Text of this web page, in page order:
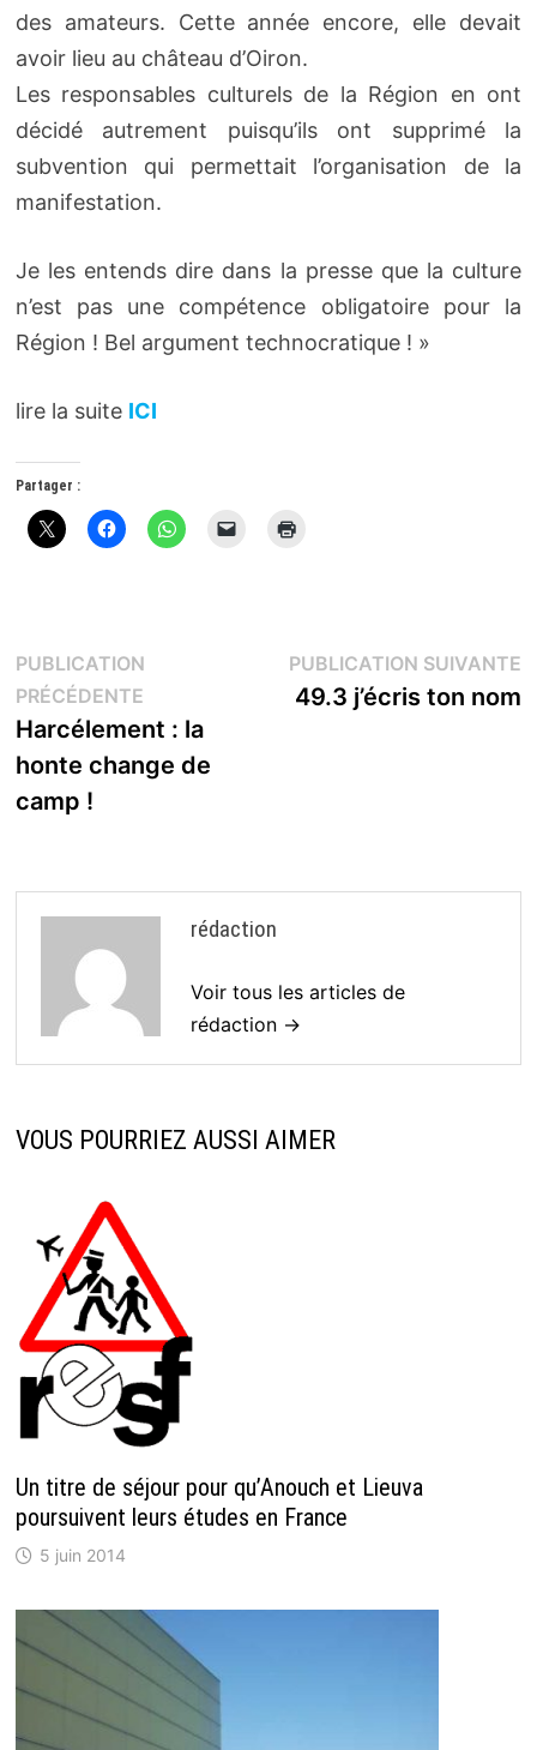
des amateurs. Cette année encore, elle devait
avoir lieu au château d’Oiron.
Les responsables culturels de la Région en ont
décidé autrement puisqu’ils ont supprimé la
subvention qui permettait l’organisation de la
manifestation.
Je les entends dire dans la presse que la culture
n’est pas une compétence obligatoire pour la
Région ! Bel argument technocratique ! »
lire la suite ICI
Partager :
Navigation
de
l’article
PUBLICATION
PRÉCÉDENTEPublication
précédente :
Harcélement : la
honte change de
camp !
PUBLICATION SUIVANTE
49.3 j’écris ton nom
rédaction
Voir tous les articles de
rédaction →
VOUS POURRIEZ AUSSI AIMER
Un titre de séjour pour qu’Anouch et Lieuva
poursuivent leurs études en France
5 juin 2014